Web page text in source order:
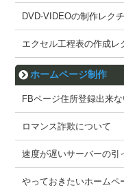
DVD-VIDEOの制作レク
エクセル工程表の作成レ
ホームページ制作
FBページ住所登録出来
ロマンス詐欺について
速度が遅いサーバーの引
やっておきたいホームペ